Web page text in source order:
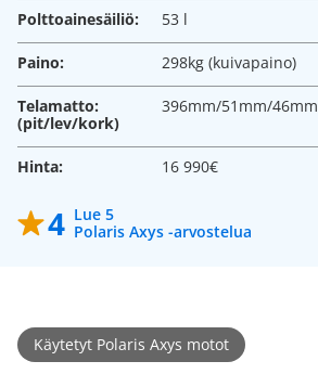
Polttoainesäiliö: 53 l
Paino: 298kg (kuivapaino)
Telamatto:
(pit/lev/kork)
396mm/51mm/46mm
Hinta: 16 990€
4 Lue 5
Polaris Axys -arvostelua
Käytetyt Polaris Axys motot